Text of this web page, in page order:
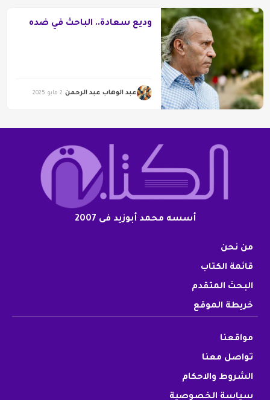
وديع سعادة.. الباحث في ضده
عبد الوهاب عبد الرحمن 2 مايو 2025
أسسه محمد أبوزيد فى 2007
من نحن
قائمة الكتاب
البحث المتقدم
خريطة الموقع
مواقعنا
تواصل معنا
الشروط والاحكام
سياسة الخصوصية